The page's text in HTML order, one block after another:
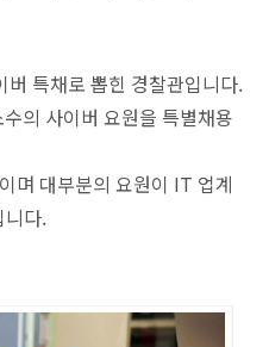
특채로 뽑힌 경찰관입니다.
의 사이버 요원을 특별채용
며 대부분의 요원이 IT 업계
니다.